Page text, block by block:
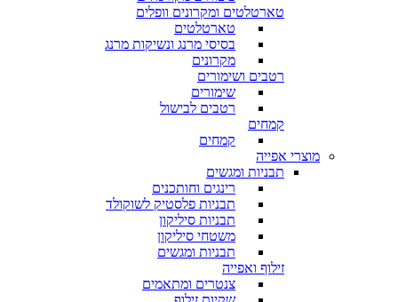
טארטלטים ומקרונים וופלים
טארטלטים
בסיסי מרנג ונשיקות מרנג
מקרונים
רטבים ושימורים
שימורים
רטבים לבישול
קמחים
קמחים
מוצרי אפייה
תבניות ומגשים
רינגים וחותכנים
תבניות פלסטיק לשוקולד
תבניות סיליקון
משטחי סיליקון
תבניות ומגשים
זילוף ואפייה
צנטרים ומתאמים